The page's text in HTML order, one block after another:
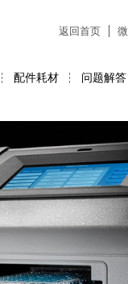
返回首页
配件耗材 问题解答